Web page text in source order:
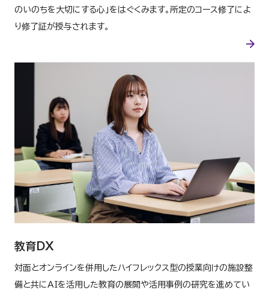
のいのちを大切にする心」をはぐくみます。所定のコース修了によ
り修了証が授与されます。
教育DX
対面とオンラインを併用したハイフレックス型の授業向けの施設整
備と共にAIを活用した教育の展開や活用事例の研究を進めてい